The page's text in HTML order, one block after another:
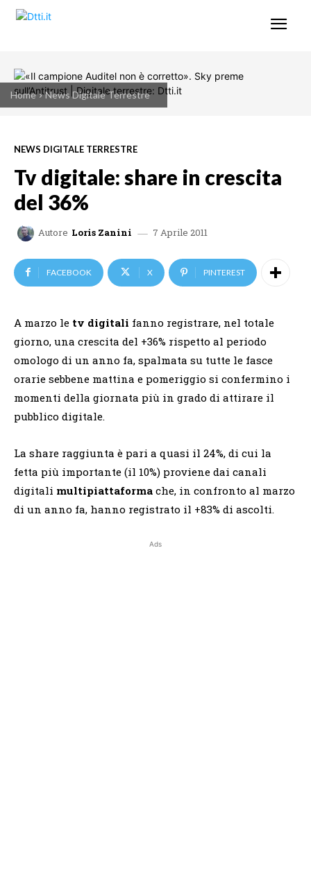
Home News Digitale Terrestre
NEWS DIGITALE TERRESTRE
Tv digitale: share in crescita
del 36%
Autore Loris Zanini 7 Aprile 2011
FACEBOOK X PINTEREST
A marzo le tv digitali fanno registrare, nel totale
giorno, una crescita del +36% rispetto al periodo
omologo di un anno fa, spalmata su tutte le fasce
orarie sebbene mattina e pomeriggio si confermino i
momenti della giornata più in grado di attirare il
pubblico digitale.
La share raggiunta è pari a quasi il 24%, di cui la
fetta più importante (il 10%) proviene dai canali
digitali multipiattaforma che, in confronto al marzo
di un anno fa, hanno registrato il +83% di ascolti.
Ads